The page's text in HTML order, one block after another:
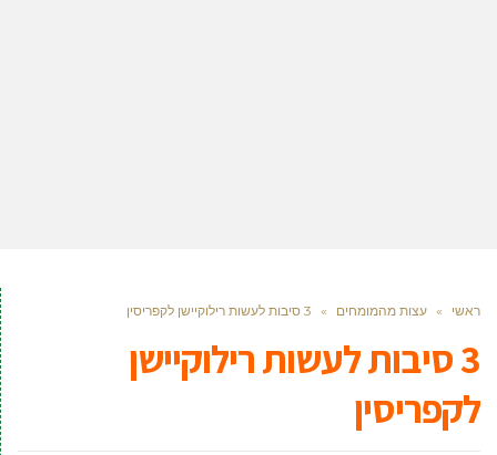
ראשי » עצות מהמומחים » 3 סיבות לעשות רילוקיישן לקפריסין
3 סיבות לעשות רילוקיישן
לקפריסין